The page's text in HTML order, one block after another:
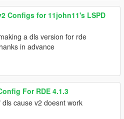
Configs for 11john11's LSPD
a dls version for rde
in advance
For RDE 4.1.3
cause v2 doesnt work